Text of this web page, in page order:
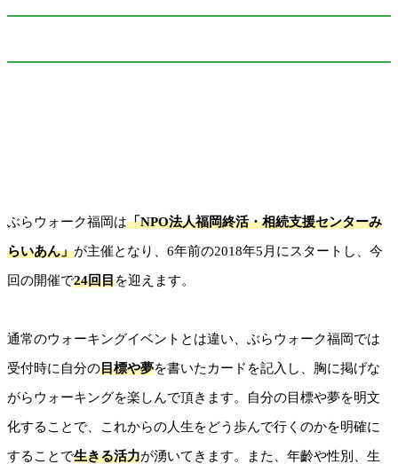
ぶらウォーク福岡は「NPO法人福岡終活・相続支援センターみ
らいあん」が主催となり、6年前の2018年5月にスタートし、今
回の開催で24回目を迎えます。
通常のウォーキングイベントとは違い、ぶらウォーク福岡では
受付時に自分の目標や夢を書いたカードを記入し、胸に掲げな
がらウォーキングを楽しんで頂きます。自分の目標や夢を明文
化することで、これからの人生をどう歩んで行くのかを明確に
することで生きる活力が湧いてきます。また、年齡や性別、生